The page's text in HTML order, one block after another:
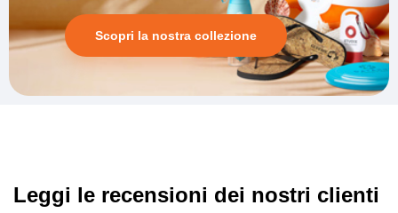
Scopri la nostra collezione
Leggi le recensioni dei nostri clienti